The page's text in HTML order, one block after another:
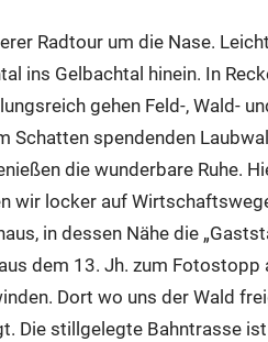
Radtour um die Nase.
ins Gelbachtal hinein. In
gehen Feld-, Wald-
spendenden
die wunderbare Ruhe.
locker auf
in dessen Nähe die
dem 13. Jh. zum Fotostopp
Dort wo uns der Wald
Die stillgelegte Bahntrasse